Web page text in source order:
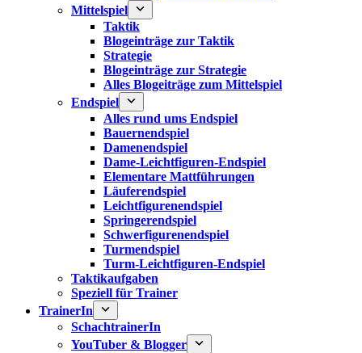
Mittelspiel
Taktik
Blogeinträge zur Taktik
Strategie
Blogeinträge zur Strategie
Alles Blogeiträge zum Mittelspiel
Endspiel
Alles rund ums Endspiel
Bauernendspiel
Damenendspiel
Dame-Leichtfiguren-Endspiel
Elementare Mattführungen
Läuferendspiel
Leichtfigurenendspiel
Springerendspiel
Schwerfigurenendspiel
Turmendspiel
Turm-Leichtfiguren-Endspiel
Taktikaufgaben
Speziell für Trainer
TrainerIn
SchachtrainerIn
YouTuber & Blogger